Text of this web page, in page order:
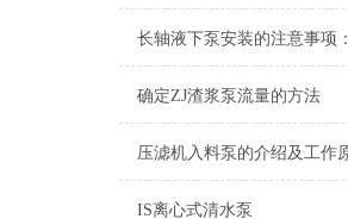
长轴液下泵安装的注意事项：
确定ZJ渣浆泵流量的方法
IS离心式清水泵